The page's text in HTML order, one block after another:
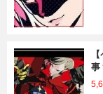
事